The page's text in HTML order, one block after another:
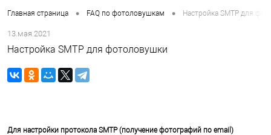
Главная страница • FAQ по фотоловушкам • Настройка SMTP для
13.мая.2021
Настройка SMTP для фотоловушки
Для настройки протокола SMTP (получение фотографий по email)